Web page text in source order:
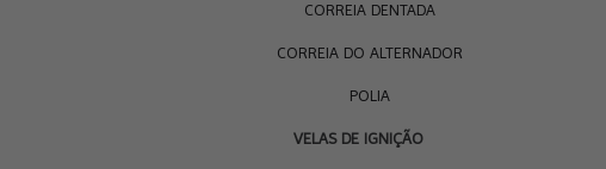
CORREIA DENTADA
CORREIA DO ALTERNADOR
POLIA
VELAS DE IGNIÇÃO